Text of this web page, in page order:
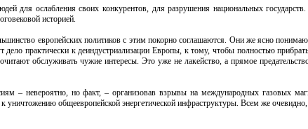
для ослабления своих конкурентов, для разрушения национальных
историей.
европейских политиков с этим покорно соглашаются. Они же ясно
дело практически к деиндустриализации Европы, к тому, чтобы полностью
обслуживать чужие интересы. Это уже не лакейство, а прямое
– невероятно, но факт, – организовав взрывы на международных газовых
уничтожению общеевропейской энергетической инфраструктуры. Всем же